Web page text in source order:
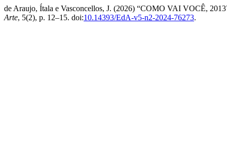
de Araujo, Ítala e Vasconcellos, J. (2026) “COMO VAI VOCÊ,
Arte, 5(2), p. 12–15. doi:10.14393/EdA-v5-n2-2024-76273.